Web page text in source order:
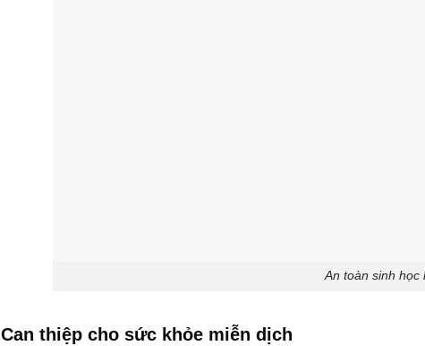
An toàn sinh học
Can thiệp cho sức khỏe miễn dịch